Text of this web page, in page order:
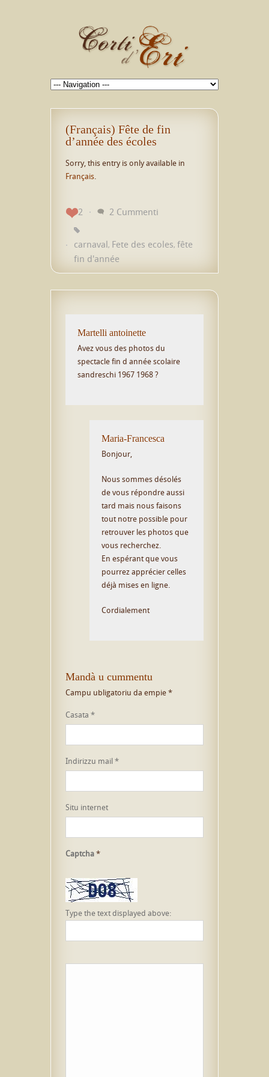
(Français) Fête de fin
d’année des écoles
Sorry, this entry is only available in
Français
2 2 Cummenti
carnaval, Fete des ecoles, fête
fin d'année
Martelli antoinette
Avez vous des photos du
spectacle fin d année scolaire
sandreschi 1967 1968 ?
Maria-Francesca
Bonjour,
Nous sommes désolés
de vous répondre aussi
tard mais nous faisons
tout notre possible pour
retrouver les photos que
vous recherchez.
En espérant que vous
pourrez apprécier celles
déjà mises en ligne.
Cordialement
Mandà u cummentu
Campu ubligatoriu da empie*
Casata *
Indirizzu mail*
Situ internet
Captcha*
Type the text displayed above: